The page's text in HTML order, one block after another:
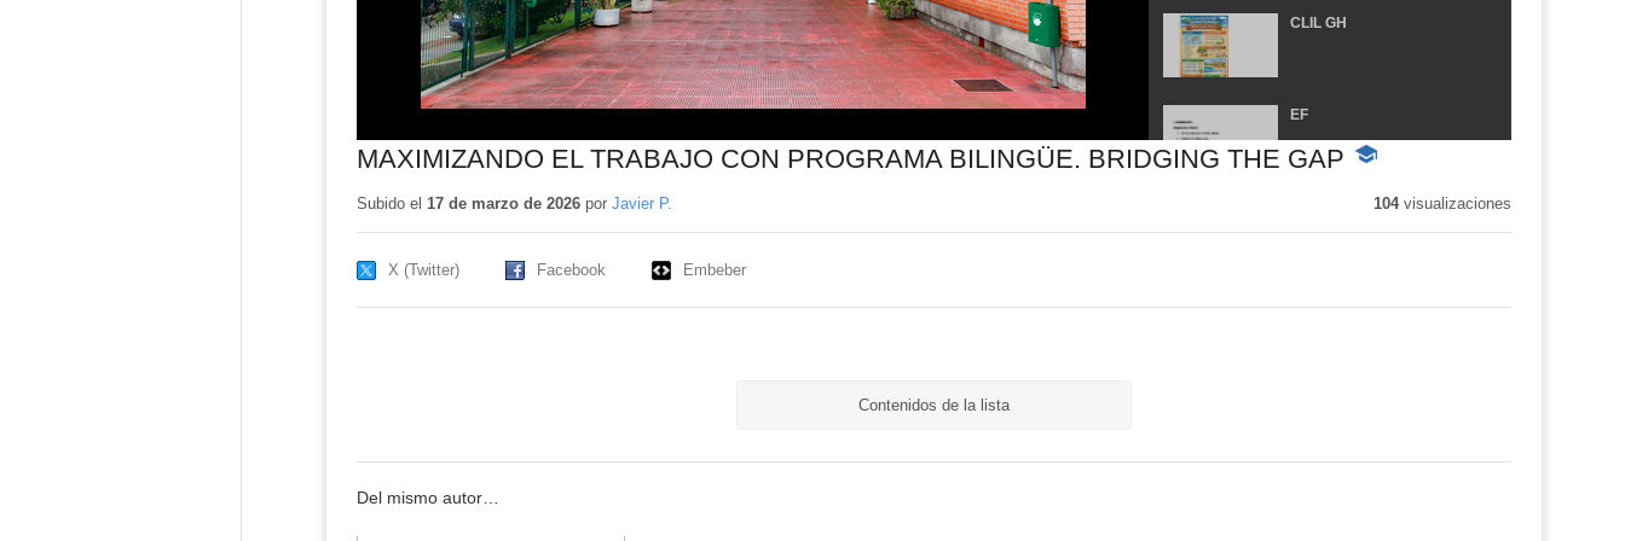
CLIL GH
EF
MAXIMIZANDO EL TRABAJO CON PROGRAMA BILINGÜE. BRIDGING THE GAP
-
educativo
Subido el 17 de marzo de 2026por Javier P. 104visualizaciones
X (Twitter) Facebook Embeber
Contenidos de la lista
Del mismo autor…